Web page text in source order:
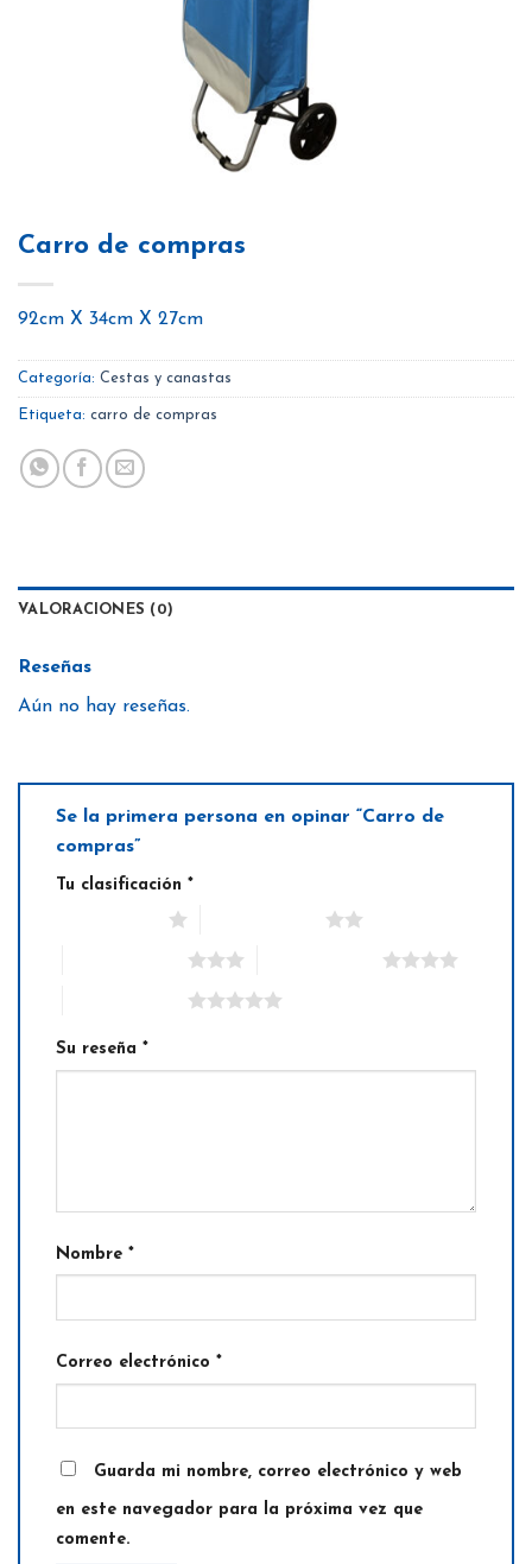
Carro de compras
92cm X 34cm X 27cm
Categoría: Cestas y canastas
Etiqueta: carro de compras
VALORACIONES (0)
Reseñas
Aún no hay reseñas.
Se la primera persona en opinar “Carro de
compras”
Tu clasificación *
Su reseña *
Nombre *
Correo electrónico *
Guarda mi nombre, correo electrónico y web
en este navegador para la próxima vez que
comente.